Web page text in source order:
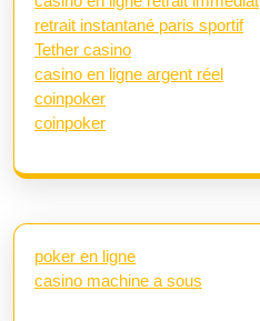
retrait instantané paris sportif
Tether casino
casino en ligne argent réel
coinpoker
coinpoker
poker en ligne
casino machine a sous